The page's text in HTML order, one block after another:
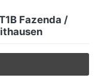
Fazenda /